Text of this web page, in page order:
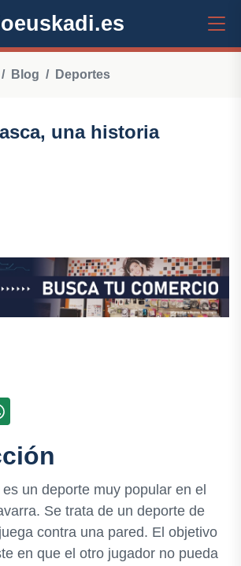
Blog Deportes
una historia
un deporte muy popular en el
Se trata de un deporte de
contra una pared. El objetivo
en que el otro jugador no pueda